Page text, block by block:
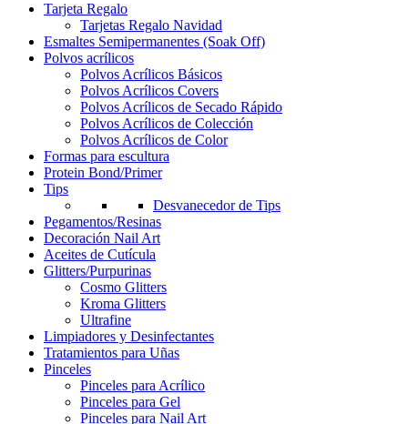
Tarjeta Regalo
Tarjetas Regalo Navidad
Esmaltes Semipermanentes (Soak Off)
Polvos acrílicos
Polvos Acrílicos Básicos
Polvos Acrílicos Covers
Polvos Acrílicos de Secado Rápido
Polvos Acrílicos de Colección
Polvos Acrílicos de Color
Formas para escultura
Protein Bond/Primer
Tips
Desvanecedor de Tips
Pegamentos/Resinas
Decoración Nail Art
Aceites de Cutícula
Glitters/Purpurinas
Cosmo Glitters
Kroma Glitters
Ultrafine
Limpiadores y Desinfectantes
Tratamientos para Uñas
Pinceles
Pinceles para Acrílico
Pinceles para Gel
Pinceles para Nail Art